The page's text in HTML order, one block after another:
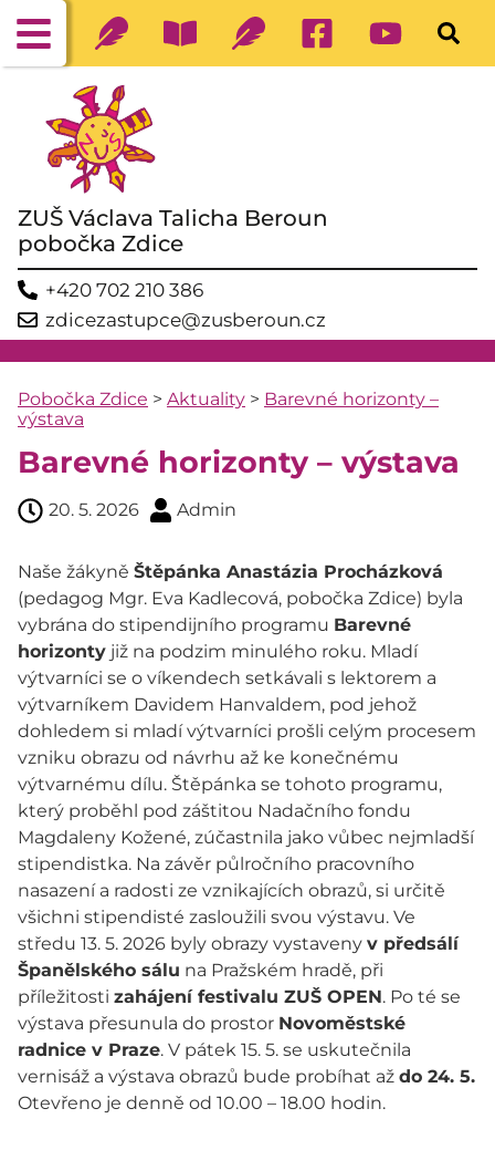
ZUŠ Václava Talicha Beroun
pobočka Zdice
+420 702 210 386
zdicezastupce@zusberoun.cz
Pobočka Zdice > Aktuality > Barevné horizonty –
výstava
Barevné horizonty – výstava
20. 5. 2026 Admin
Naše žákyně Štěpánka Anastázia Procházková
(pedagog Mgr. Eva Kadlecová, pobočka Zdice) byla
vybrána do stipendijního programu Barevné
horizonty již na podzim minulého roku. Mladí
výtvarníci se o víkendech setkávali s lektorem a
výtvarníkem Davidem Hanvaldem, pod jehož
dohledem si mladí výtvarníci prošli celým procesem
vzniku obrazu od návrhu až ke konečnému
výtvarnému dílu. Štěpánka se tohoto programu,
který proběhl pod záštitou Nadačního fondu
Magdaleny Kožené, zúčastnila jako vůbec nejmladší
stipendistka. Na závěr půlročního pracovního
nasazení a radosti ze vznikajících obrazů, si určitě
všichni stipendisté zasloužili svou výstavu. Ve
středu 13. 5. 2026 byly obrazy vystaveny v předsálí
Španělského sálu na Pražském hradě, při
příležitosti zahájení festivalu ZUŠ OPEN. Po té se
výstava přesunula do prostor Novoměstské
radnice v Praze. V pátek 15. 5. se uskutečnila
vernisáž a výstava obrazů bude probíhat až do 24. 5.
Otevřeno je denně od 10.00 – 18.00 hodin.